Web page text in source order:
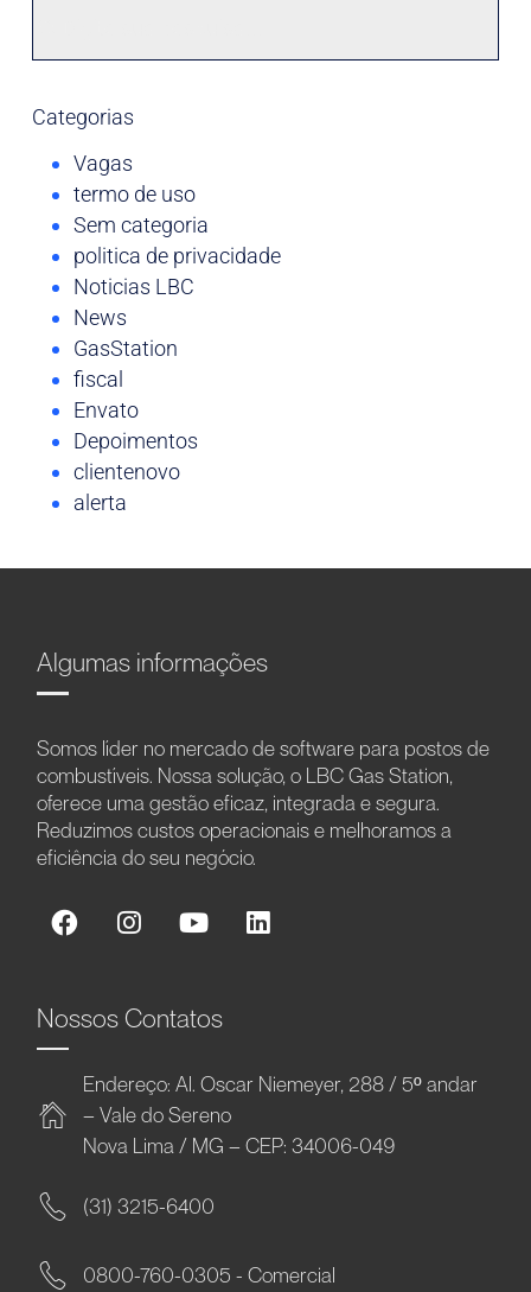
Categorias
Vagas
termo de uso
Sem categoria
politica de privacidade
Noticias LBC
News
GasStation
fiscal
Envato
Depoimentos
clientenovo
alerta
Algumas informações
Somos líder no mercado de software para postos de
combustíveis. Nossa solução, o LBC Gas Station,
oferece uma gestão eficaz, integrada e segura.
Reduzimos custos operacionais e melhoramos a
eficiência do seu negócio.
Nossos Contatos
Endereço: Al. Oscar Niemeyer, 288 / 5º andar
– Vale do Sereno
Nova Lima / MG – CEP: 34006-049
(31) 3215-6400
0800-760-0305 - Comercial